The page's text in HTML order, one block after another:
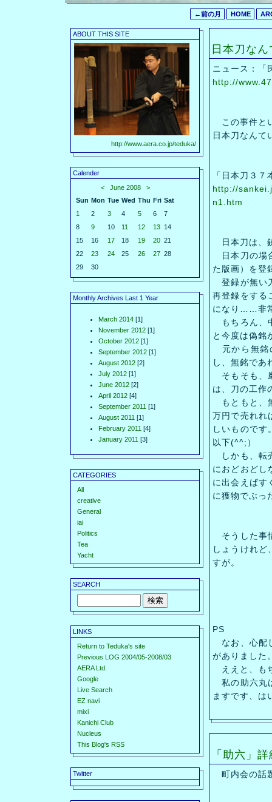
←前の月 HOME
ABOUT THIS SITE
http://www.aera.co.jp/teduka/
Calender
<
June 2008
>
Sun Mon Tue Wed Thu Fri Sat
1
2 3 4 5 6
7
8
9 10 11 12 13 14
15
16 17 18 19 20 21
22
23 24 25 26 27 28
29
30
Monthly Archives Last 1 Year
March 2014 [1]
November 2012 [1]
October 2012 [1]
September 2012 [1]
August 2012 [2]
July 2012 [1]
June 2012 [2]
April 2012 [4]
September 2011 [1]
August 2011 [1]
February 2011 [4]
January 2011 [3]
CATEGORIES
All
creative
General
iai
Politics
Tea
Yacht
SEARCH
LINKS
Return to Teduka's site
Previous LOG 2004/05-2008/03
AERA Ltd.
Google
Live Search
EZ navi
mixi
Kanichi Club
Nucleus
This Blog's RSS
Twitter
日本刀な
ニュース：「
http://
この事件と
日本刀なんて
「日本刀３
http://
n1.htm
日本刀は、
日本刀の場
た版画）を登
登録が無い
再登録をする
になり……非
もちろん、
と今度は偽銘
元から無銘
し、無銘であ
そもそも、
は、刀の工作
もともと、
万円で売れれ
しいもので
以下(^^;）
しかも、転
におどおどし
に出会えば
に獲物でぶっ
そうした事
しょうけれ
すが。
PS
なお、心配
がありました
ええと、も
私の助六丸
ますです、は
「助六」
町内会の話